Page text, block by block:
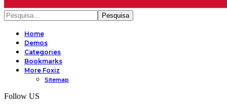
Home
Demos
Categories
Bookmarks
More Foxiz
Sitemap
Follow US